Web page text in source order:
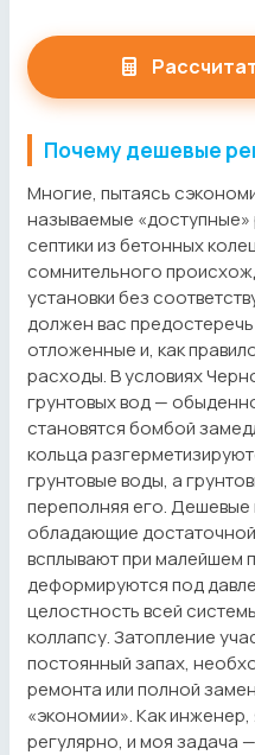
Почему дешевые
Многие, пытаясь
называемые
септики из бетонных
сомнительного
установки без
должен вас
отложенные и, как
расходы. В условиях
грунтовых вод —
становятся бомбой
кольца
грунтовые воды, а
переполняя его. Дешевые
обладающие
всплывают при малейшем
деформируются под
целостность всей
коллапсу. Затопление
постоянный запах,
ремонта или полной
«экономии». Как инженер,
регулярно, и моя задача